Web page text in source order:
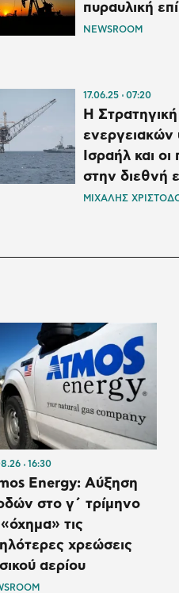
πυραυλική
NEWSROOM
17.06.25 07:20
Η
ενεργειακών
Ισραήλ και
στην διεθνή
ΜΙΧΑΛΗΣ
16:30
Energy: Αύξηση
στο γ΄ τρίμηνο
τις
χρεώσεις
αερίου